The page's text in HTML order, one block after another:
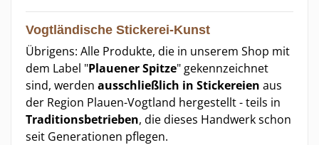
Vogtländische Stickerei-Kunst
Übrigens: Alle Produkte, die in unserem Shop mit
dem Label "Plauener Spitze" gekennzeichnet
sind, werden ausschließlich in Stickereien aus
der Region Plauen-Vogtland hergestellt - teils in
Traditionsbetrieben, die dieses Handwerk schon
seit Generationen pflegen.